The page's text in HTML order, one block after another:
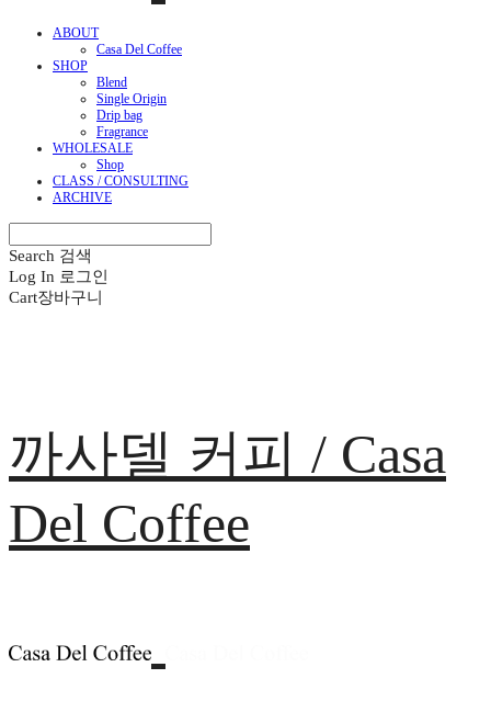
ABOUT
Casa Del Coffee
SHOP
Blend
Single Origin
Drip bag
Fragrance
WHOLESALE
Shop
CLASS / CONSULTING
ARCHIVE
Search 검색
Log In 로그인
Cart장바구니
까사델 커피 / Casa
Del Coffee